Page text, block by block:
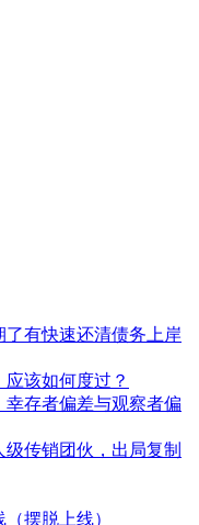
有快速还清债务上岸
该如何度过？
幸存者偏差与观察者偏
传销团伙，出局复制
摆脱上线）